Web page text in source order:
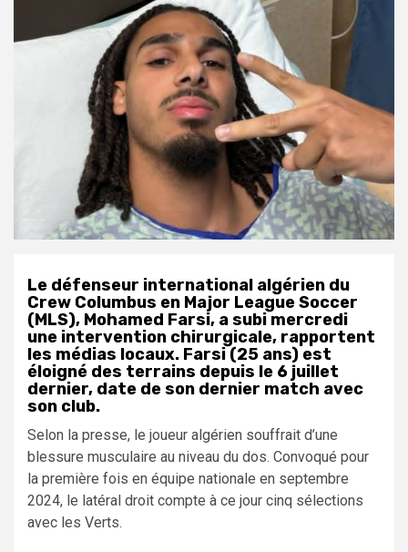
Le défenseur international algérien du
Crew Columbus en Major League Soccer
(MLS), Mohamed Farsi, a subi mercredi
une intervention chirurgicale, rapportent
les médias locaux. Farsi (25 ans) est
éloigné des terrains depuis le 6 juillet
dernier, date de son dernier match avec
son club.
Selon la presse, le joueur algérien souffrait d’une
blessure musculaire au niveau du dos. Convoqué pour
la première fois en équipe nationale en septembre
2024, le latéral droit compte à ce jour cinq sélections
avec les Verts.